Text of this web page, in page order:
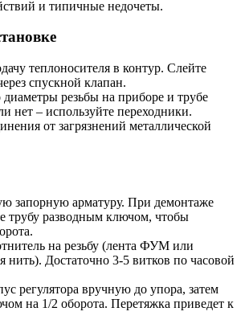
и типичные недочеты.
теплоносителя в контур. Слейте
спускной клапан.
диаметры резьбы на приборе и трубе
нет – используйте переходники.
от загрязнений металлической
запорную арматуру. При демонтаже
трубу разводным ключом, чтобы
на резьбу (лента ФУМ или
нить). Достаточно 3-5 витков по часовой
регулятора вручную до упора, затем
на 1/2 оборота. Перетяжка приведет к